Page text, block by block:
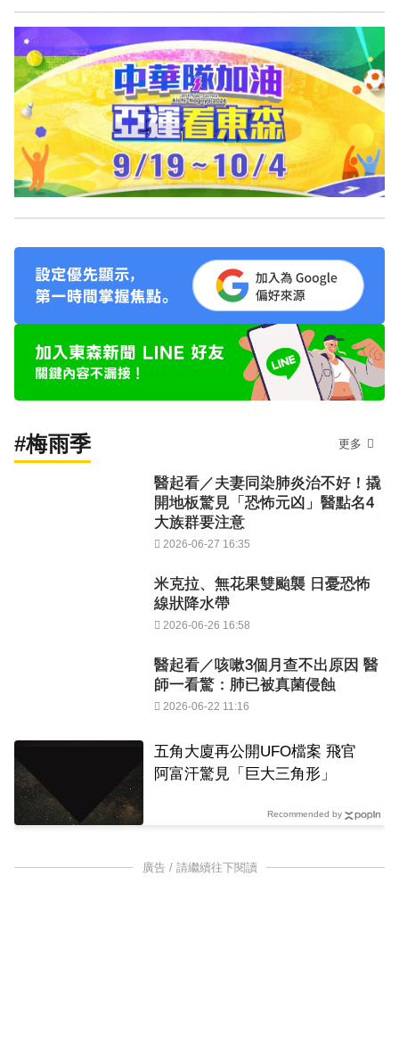
#梅雨季 更多
醫起看／夫妻同染肺炎治不好！撬
開地板驚見「恐怖元凶」醫點名4
大族群要注意
2026-06-27 16:35
米克拉、無花果雙颱襲 日憂恐怖
線狀降水帶
2026-06-26 16:58
醫起看／咳嗽3個月查不出原因 醫
師一看驚：肺已被真菌侵蝕
2026-06-22 11:16
五角大廈再公開UFO檔案 飛官
阿富汗驚見「巨大三角形」
Recommended by
廣告 / 請繼續往下閱讀